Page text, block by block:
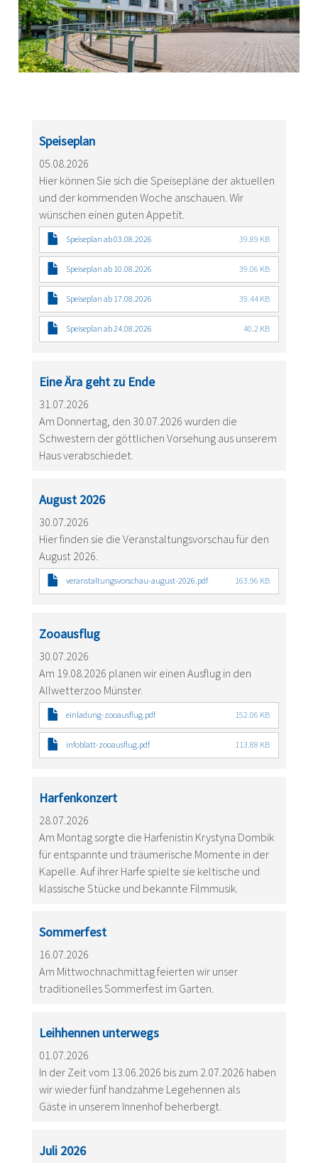
Speiseplan
05.08.2026
Hier können Sie sich die Speisepläne der aktuellen
und der kommenden Woche anschauen. Wir
wünschen einen guten Appetit.
Speiseplan ab 03.08.2026 39.89 KB
Speiseplan ab 10.08.2026 39.06 KB
Speiseplan ab 17.08.2026 39.44 KB
Speiseplan ab 24.08.2026 40.2 KB
Eine Ära geht zu Ende
31.07.2026
Am Donnertag, den 30.07.2026 wurden die
Schwestern der göttlichen Vorsehung aus unserem
Haus verabschiedet.
August 2026
30.07.2026
Hier finden sie die Veranstaltungsvorschau für den
August 2026.
veranstaltungsvorschau-august-2026.pdf 163.96 KB
Zooausflug
30.07.2026
Am 19.08.2026 planen wir einen Ausflug in den
Allwetterzoo Münster.
einladung-zooausflug.pdf 152.06 KB
infoblatt-zooausflug.pdf 113.88 KB
Harfenkonzert
28.07.2026
Am Montag sorgte die Harfenistin Krystyna Dombik
für entspannte und träumerische Momente in der
Kapelle. Auf ihrer Harfe spielte sie keltische und
klassische Stücke und bekannte Filmmusik.
Sommerfest
16.07.2026
Am Mittwochnachmittag feierten wir unser
traditionelles Sommerfest im Garten.
Leihhennen unterwegs
01.07.2026
In der Zeit vom 13.06.2026 bis zum 2.07.2026 haben
wir wieder fünf handzahme Legehennen als
Gäste in unserem Innenhof beherbergt.
Juli 2026